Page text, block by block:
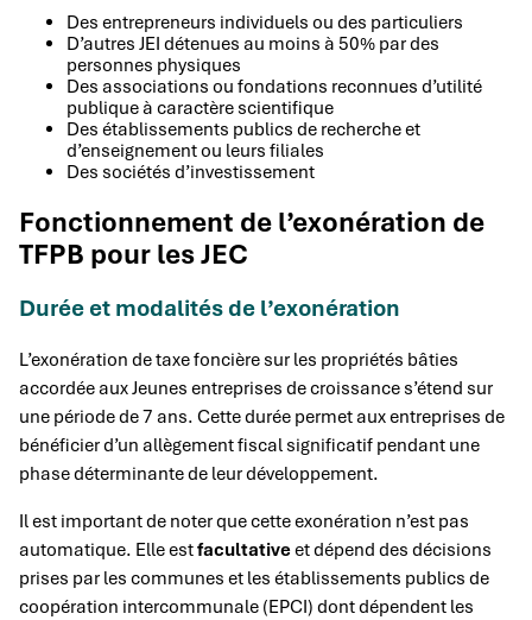
Des entrepreneurs individuels ou des particuliers
D’autres JEI détenues au moins à 50% par des
personnes physiques
Des associations ou fondations reconnues d’utilité
publique à caractère scientifique
Des établissements publics de recherche et
d’enseignement ou leurs filiales
Des sociétés d’investissement
Fonctionnement de l’exonération de
TFPB pour les JEC
Durée et modalités de l’exonération
L’exonération de taxe foncière sur les propriétés bâties
accordée aux Jeunes entreprises de croissance s’étend sur
une période de 7 ans. Cette durée permet aux entreprises de
bénéficier d’un allègement fiscal significatif pendant une
phase déterminante de leur développement.
Il est important de noter que cette exonération n’est pas
automatique. Elle estfacultativeet dépend des décisions
prises par les communes et les établissements publics de
coopération intercommunale (EPCI) dont dépendent les